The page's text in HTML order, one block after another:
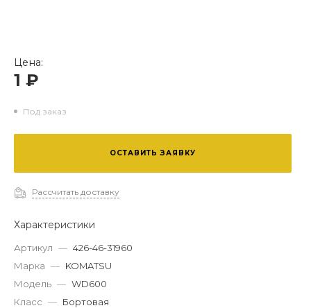
Цена:
1 ₽
Под заказ
ОСТАВИТЬ ЗАЯВКУ
Рассчитать доставку
Характеристики
Артикул — 426-46-31960
Марка — KOMATSU
Модель — WD600
Класс — Бортовая